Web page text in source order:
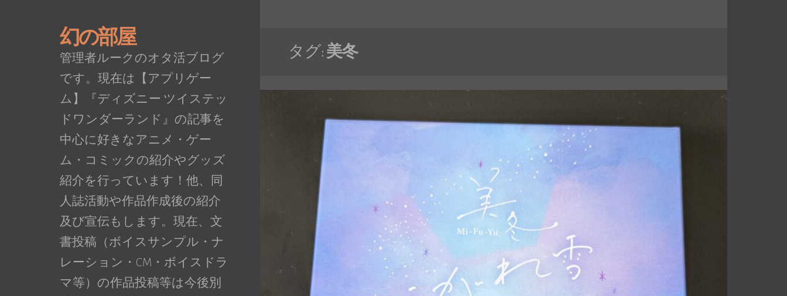
幻の部屋
管理者ルークのオタ活ブログ
です。現在は【アプリゲー
ム】『ディズニー ツイステッ
ドワンダーランド』の記事を
中心に好きなアニメ・ゲー
ム・コミックの紹介やグッズ
紹介を行っています！他、同
人誌活動や作品作成後の紹介
及び宣伝もします。現在、文
書投稿（ボイスサンプル・ナ
レーション・CM・ボイスドラ
マ等）の作品投稿等は今後別
タグ: 美冬